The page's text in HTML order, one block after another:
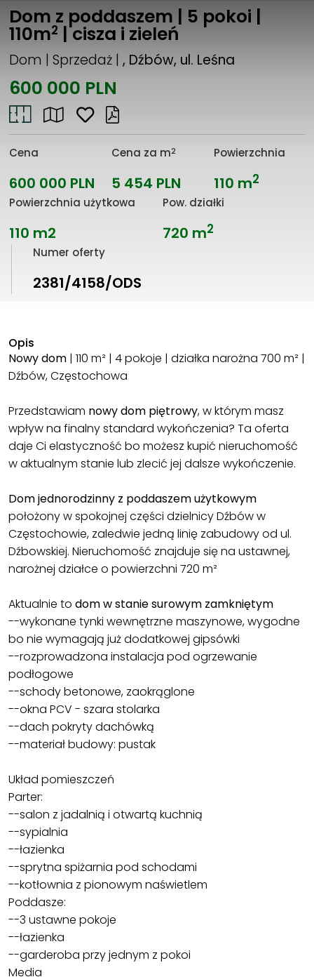
Dom z poddaszem | 5 pokoi |
110m2 | cisza i zieleń
Dom | Sprzedaż |, Dźbów, ul. Leśna
600 000 PLN
Cena
600 000 PLN
Cena za m2
5 454 PLN
Powierzchnia
110 m2
Powierzchnia użytkowa
110 m2
Pow. działki
720 m2
Numer oferty
2381/4158/ODS
Opis
Nowy dom | 110 m² | 4 pokoje | działka narożna 700 m² |
Dźbów, Częstochowa
Przedstawiam nowy dom piętrowy, w którym masz
wpływ na finalny standard wykończenia? Ta oferta
daje Ci elastyczność bo możesz kupić nieruchomość
w aktualnym stanie lub zlecić jej dalsze wykończenie.
Dom jednorodzinny z poddaszem użytkowym
położony w spokojnej części dzielnicy Dźbów w
Częstochowie, zaledwie jedną linię zabudowy od ul.
Dźbowskiej. Nieruchomość znajduje się na ustawnej,
narożnej działce o powierzchni 720 m²
Aktualnie to dom w stanie surowym zamkniętym
--wykonane tynki wewnętrzne maszynowe, wygodne
bo nie wymagają już dodatkowej gipsówki
--rozprowadzona instalacja pod ogrzewanie
podłogowe
--schody betonowe, zaokrąglone
--okna PCV - szara stolarka
--dach pokryty dachówką
--materiał budowy: pustak
Układ pomieszczeń
Parter:
--salon z jadalnią i otwartą kuchnią
--sypialnia
--łazienka
--sprytna spiżarnia pod schodami
--kotłownia z pionowym naświetlem
Poddasze:
--3 ustawne pokoje
--łazienka
--garderoba przy jednym z pokoi
Media